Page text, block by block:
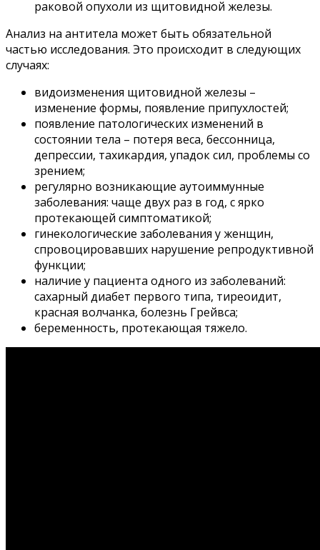
раковой опухоли из щитовидной железы.
Анализ на антитела может быть обязательной
частью исследования. Это происходит в следующих
случаях:
видоизменения щитовидной железы –
изменение формы, появление припухлостей;
появление патологических изменений в
состоянии тела – потеря веса, бессонница,
депрессии, тахикардия, упадок сил, проблемы со
зрением;
регулярно возникающие аутоиммунные
заболевания: чаще двух раз в год, с ярко
протекающей симптоматикой;
гинекологические заболевания у женщин,
спровоцировавших нарушение репродуктивной
функции;
наличие у пациента одного из заболеваний:
сахарный диабет первого типа, тиреоидит,
красная волчанка, болезнь Грейвса;
беременность, протекающая тяжело.